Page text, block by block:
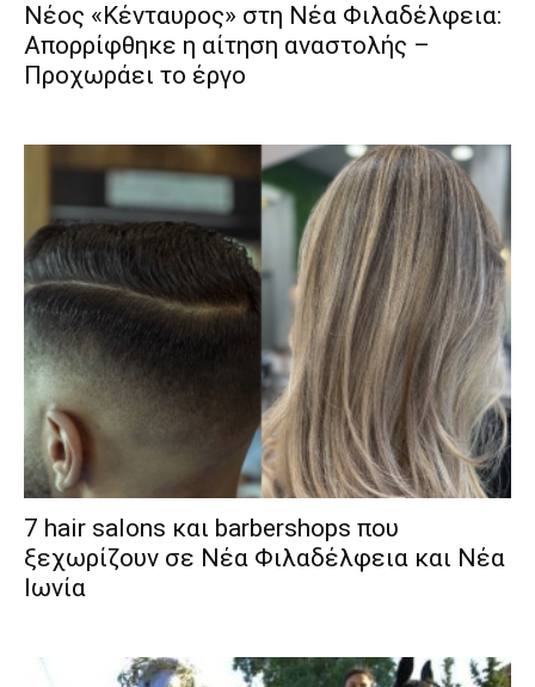
Νέος «Κένταυρος» στη Νέα Φιλαδέλφεια:
Απορρίφθηκε η αίτηση αναστολής –
Προχωράει το έργο
7 hair salons και barbershops που
ξεχωρίζουν σε Νέα Φιλαδέλφεια και Νέα
Ιωνία